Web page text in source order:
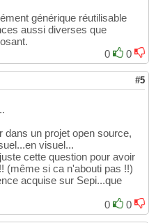
générique réutilisable
aussi diverses que
0
0
#5
dans un projet open source,
visuel...
cette question pour avoir
(même si ca n'abouti pas !!)
acquise sur Sepi...que
0
0